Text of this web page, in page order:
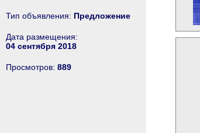
Тип объявления: Предложение
Дата размещения:
04 сентября 2018
Просмотров: 889